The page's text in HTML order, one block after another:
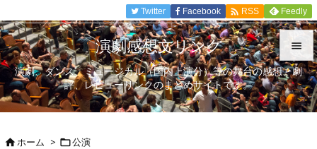


メニュ

Twitter Facebook  RSS Feedly
演劇感想文リンク
演劇、ダンス、ミュージカル（国内上演分）等の舞台の感想、劇
評、レビューリンクのまとめサイトです。
ホーム > 公演